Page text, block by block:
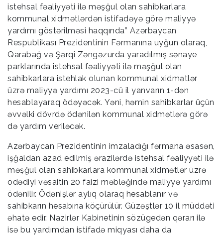
istehsal fəaliyyəti ilə məşğul olan sahibkarlara
kommunal xidmətlərdən istifadəyə görə maliyyə
yardımı göstərilməsi haqqında” Azərbaycan
Respublikası Prezidentinin Fərmanına uyğun olaraq,
Qarabağ və Şərqi Zəngəzurda yaradılmış sənaye
parklarında istehsal fəaliyyəti ilə məşğul olan
sahibkarlara istehlak olunan kommunal xidmətlər
üzrə maliyyə yardımı 2023-cü il yanvarın 1-dən
hesablayaraq ödəyəcək. Yəni, həmin sahibkarlar üçün
əvvəlki dövrdə ödənilən kommunal xidmətlərə görə
də yardım veriləcək.
Azərbaycan Prezidentinin imzaladığı fərmana əsasən,
işğaldan azad edilmiş ərazilərdə istehsal fəaliyyəti ilə
məşğul olan sahibkarlara kommunal xidmətlər üzrə
ödədiyi vəsaitin 20 faizi məbləğində maliyyə yardımı
ödənilir. Ödənişlər aylıq olaraq hesablanır və
sahibkarın hesabına köçürülür. Güzəştlər 10 il müddəti
əhatə edir. Nazirlər Kabinetinin sözügedən qərarı ilə
isə bu yardımdan istifadə miqyası daha da